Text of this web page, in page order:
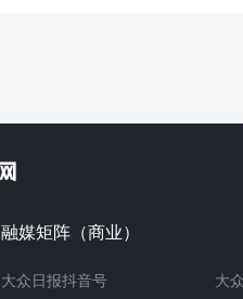
融媒矩阵（商业）
大众日报抖音号 大